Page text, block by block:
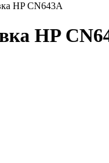
HP CN643A
HP